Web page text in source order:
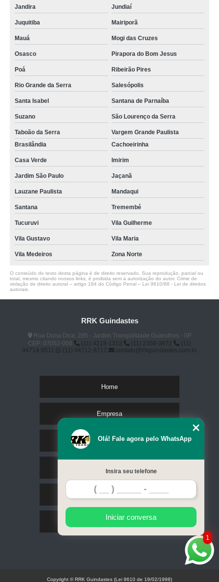
Jandira Jundiaí
Juquitiba Mairiporã
Mauá Mogi das Cruzes
Osasco Pirapora do Bom Jesus
Poá Ribeirão Pires
Rio Grande da Serra Salesópolis
Santa Isabel Santana de Parnaíba
Suzano São Lourenço da Serra
Taboão da Serra
Vargem Grande Paulista
Brasilândia
Cachoeirinha
Casa Verde Imirim
Jardim São Paulo Jaçanã
Lauzane Paulista Mandaqui
Santana Tremembé
Tucuruvi Vila Guilherme
Vila Gustavo Vila Maria
Vila Medeiros Zona Norte
O conteúdo do texto desta página é de direito reservado. Sua reprodução, parcial ou
total, mesmo citando nossos links, é proibida sem a autorização do autor. Crime de
violação de direito autoral – artigo 184 do Código Penal – Lei 9610/98 - Lei de direitos
autorais.
RRK Guindastes
Rua Dona Dica, 285 - Jardim Tranqüilidade Guarulhos - SP
CEP: 07052-000
(11) 4219-1313 (11) 2358-3872
(11)
94714-8511
(11) 94712-8712 contato@rrkguindastes.com.br
Home
Empresa
Missão
Serviços
Contato
Mapa do site
1
Olá! Fale agora pelo WhatsApp
Insira seu telefone
Iniciar conversa
Copyright © RRK Guindastes (Lei 9610 de 19/02/1998)